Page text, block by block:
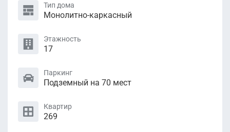
Тип дома
Монолитно-каркасный
Этажность
17
Паркинг
Подземный на 70 мест
Квартир
269